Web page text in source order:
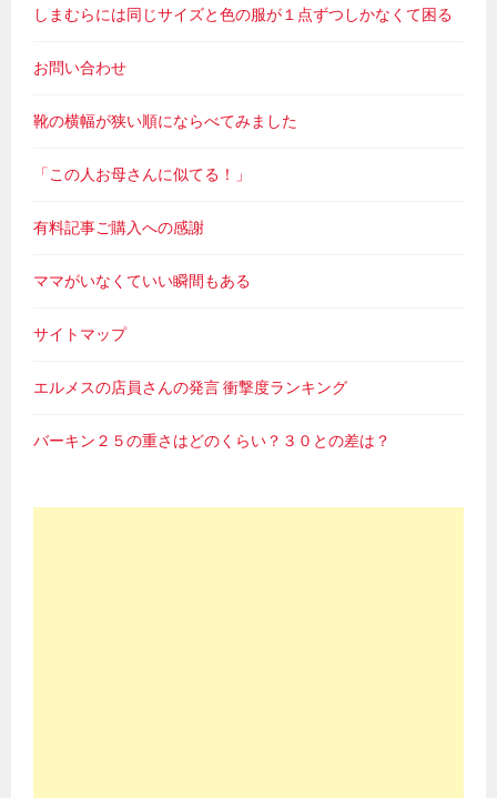
しまむらには同じサイズと色の服が１点ずつしかなくて困る
お問い合わせ
靴の横幅が狭い順にならべてみました
「この人お母さんに似てる！」
有料記事ご購入への感謝
ママがいなくていい瞬間もある
サイトマップ
エルメスの店員さんの発言 衝撃度ランキング
バーキン２５の重さはどのくらい？３０との差は？